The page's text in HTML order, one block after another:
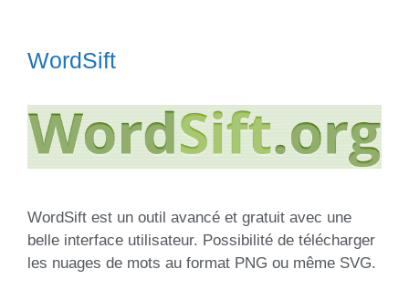
WordSift
WordSift est un outil avancé et gratuit avec une
belle interface utilisateur. Possibilité de télécharger
les nuages de mots au format PNG ou même SVG.